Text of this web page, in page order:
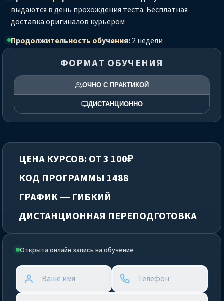
выдаются в день прохождения теста. Бесплатная
доставка оригиналов курьером
Продолжительность обучения:2 недели
Открыта онлайн запись на обучение
ФОРМАТ ОБУЧЕНИЯ
ОЧНО С ПРАКТИКОЙ
ДИСТАНЦИОННО
ЦЕНА КУРСОВ: ОТ 3 100₽
КОД ПРОГРАММЫ 1488
ГРАФИК — ГИБКИЙ
ДИСТАНЦИОННАЯ ПЕРЕПОДГОТОВКА